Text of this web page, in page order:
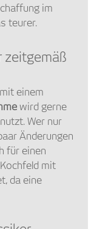
im
teurer.
zeitgemäß
einem
wird gerne
Wer nur
Änderungen
für einen
mit
da eine